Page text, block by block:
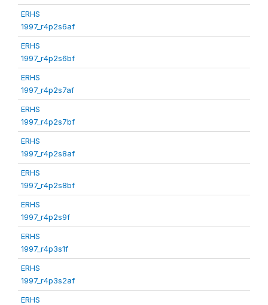
ERHS
1997_r4p2s6af
ERHS
1997_r4p2s6bf
ERHS
1997_r4p2s7af
ERHS
1997_r4p2s7bf
ERHS
1997_r4p2s8af
ERHS
1997_r4p2s8bf
ERHS
1997_r4p2s9f
ERHS
1997_r4p3s1f
ERHS
1997_r4p3s2af
ERHS